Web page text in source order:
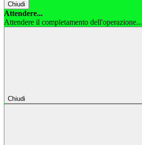
Chiudi
Attendere...
Attendere il completamento dell'operazione...
Chiudi